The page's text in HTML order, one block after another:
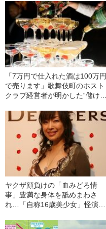
べて「もう闇金いこうかな…」
「7万円で仕入れた酒は100万円
で売ります」歌舞伎町のホスト
クラブ経営者が明かした“儲けの
で遊ぶホス狂い」も
ヤクザ顔負けの「血みどろ情
事」豊満な身体を舐めまわさ
れ…「自称16歳美少女」怪演
ぎる“熟れ方”